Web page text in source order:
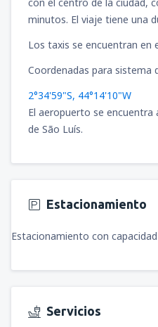
minutos. El viaje tiene una
Los taxis se encuentran en
Coordenadas para sistema
2°34'59"S, 44°14'10"W
El aeropuerto se
de São Luís.
Estacionamiento
Estacionamiento con
Servicios